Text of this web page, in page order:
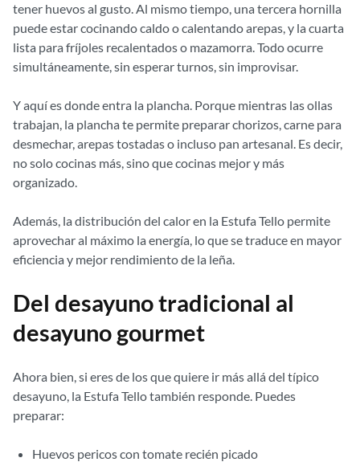
tener huevos al gusto. Al mismo tiempo, una tercera hornilla
puede estar cocinando caldo o calentando arepas, y la cuarta
lista para fríjoles recalentados o mazamorra. Todo ocurre
simultáneamente, sin esperar turnos, sin improvisar.
Y aquí es donde entra la plancha. Porque mientras las ollas
trabajan, la plancha te permite preparar chorizos, carne para
desmechar, arepas tostadas o incluso pan artesanal. Es decir,
no solo cocinas más, sino que cocinas mejor y más
organizado.
Además, la distribución del calor en la Estufa Tello permite
aprovechar al máximo la energía, lo que se traduce en mayor
eficiencia y mejor rendimiento de la leña.
Del desayuno tradicional al
desayuno gourmet
Ahora bien, si eres de los que quiere ir más allá del típico
desayuno, la Estufa Tello también responde. Puedes
preparar:
Huevos pericos con tomate recién picado